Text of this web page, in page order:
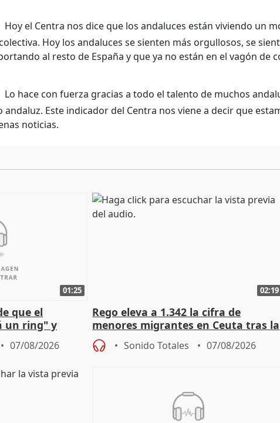
Hoy el Centra nos dice que los andaluces están viviendo un
Hoy los andaluces se sienten más orgullosos, se
al resto de España y que ya no están en el vagón de
Lo hace con fuerza gracias a todo el talento de muchos
andaluz. Este indicador del Centra nos viene a decir que
noticias.
01:25
que el
un ring" y
del pacto con
07/08/2026
02:19
Rego eleva a 1.342 la cifra de
menores migrantes en Ceuta tras la
entrada masiva
Sonido Totales 07/08/2026